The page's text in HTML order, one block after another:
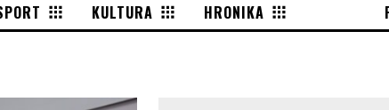
KULTURA HRONIKA